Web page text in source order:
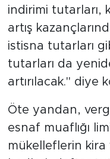
indirimi tutarları,
artış
istisna tutarları
tutarları da
artırılacak." diye
Öte yandan,
esnaf muaflığı
mükelleflerin kira